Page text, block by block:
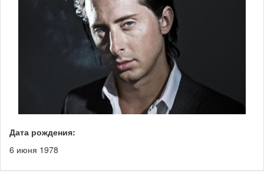
Дата рождения:
6 июня 1978